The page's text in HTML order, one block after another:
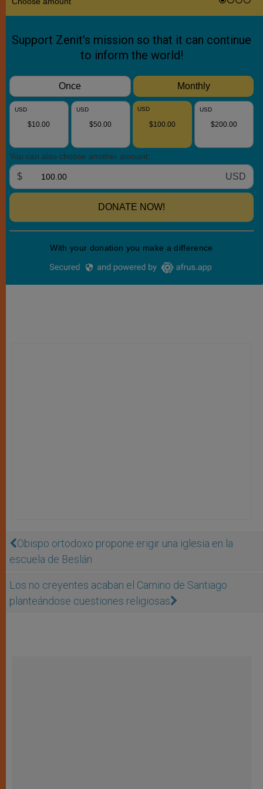
Obispo ortodoxo propone erigir una iglesia en la
escuela de Beslán
Los no creyentes acaban el Camino de Santiago
planteándose cuestiones religiosas